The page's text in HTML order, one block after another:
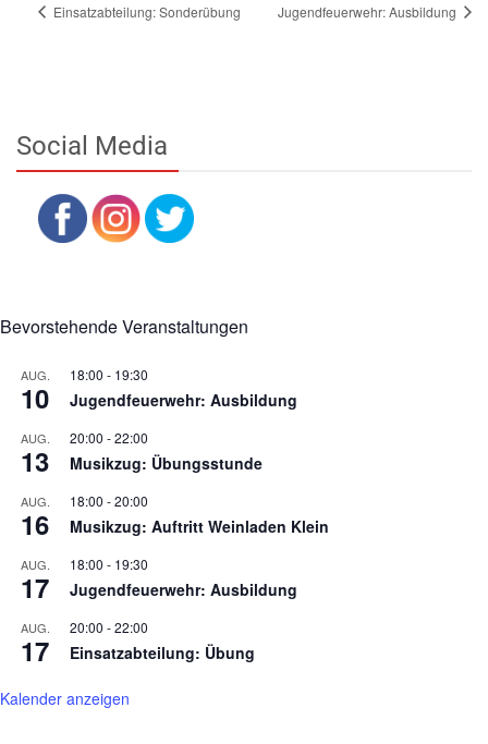
Einsatzabteilung: Sonderübung Jugendfeuerwehr: Ausbildung
Social Media
Bevorstehende Veranstaltungen
AUG.
10
18:00 - 19:30
Jugendfeuerwehr: Ausbildung
AUG.
13
20:00 -22:00
Musikzug: Übungsstunde
AUG.
16
18:00 -20:00
Musikzug: Auftritt Weinladen Klein
AUG.
17
18:00 - 19:30
Jugendfeuerwehr: Ausbildung
AUG.
17
20:00 -22:00
Einsatzabteilung: Übung
Kalender anzeigen